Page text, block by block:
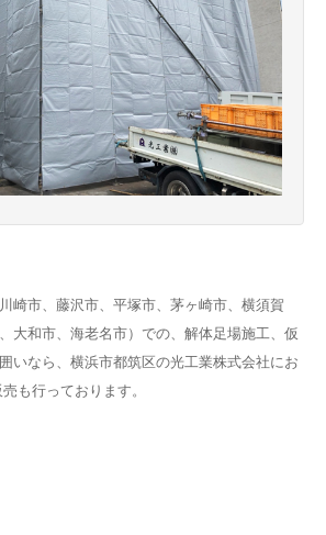
崎市、藤沢市、平塚市、茅ヶ崎市、横須賀
大和市、海老名市）での、解体足場施工、仮
いなら、横浜市都筑区の光工業株式会社にお
も行っております。